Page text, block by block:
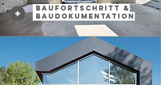
Baufortschritt &
Baudokumentation